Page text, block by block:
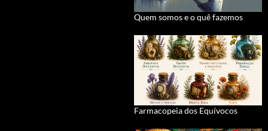
Quem somos e o quê fazemos
Farmacopeia dos Equívocos